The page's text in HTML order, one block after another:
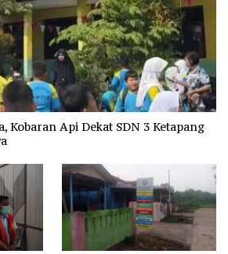
Kobaran Api Dekat SDN 3 Ketapang